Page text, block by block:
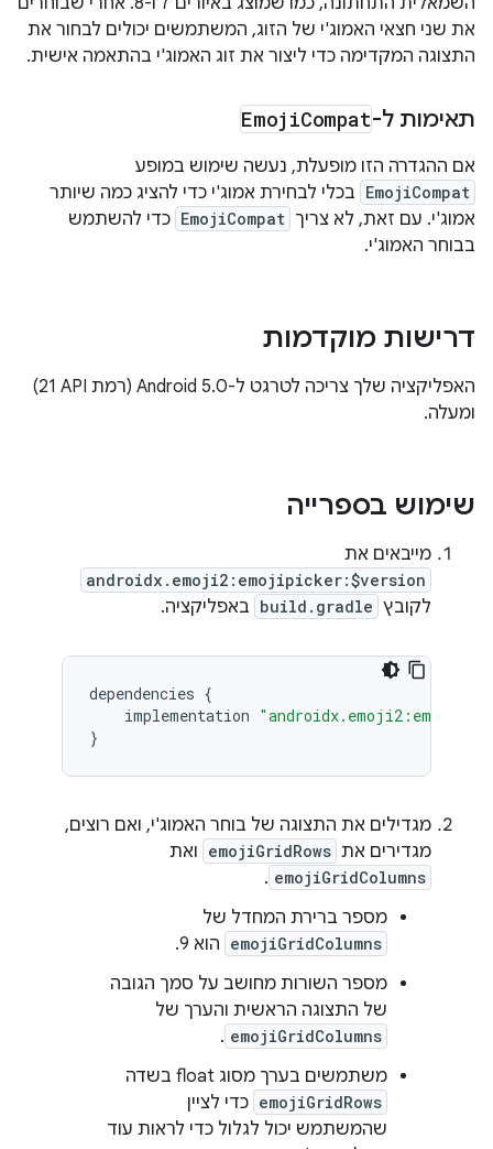
את שני חצאי האמוג'י של הזוג, המשתמשים יכולים לבחור את
התצוגה המקדימה כדי ליצור את זוג האמוג'י בהתאמה אישית.
תאימות ל- EmojiCompat
אם ההגדרה הזו מופעלת, נעשה שימוש במופע
EmojiCompat בכלי לבחירת אמוג'י כדי להציג כמה שיותר
אמוג'י. עם זאת, לא צריך EmojiCompat כדי להשתמש
בבוחר האמוג'י.
דרישות מוקדמות
האפליקציה שלך צריכה לטרגט ל-Android 5.0 (רמת API‏ 21)
ומעלה.
שימוש בספרייה
מייבאים את
androidx.emoji2:emojipicker:$version
לקובץ build.gradle באפליקציה.
dependencies {
implementation
}
מגדילים את התצוגה של בוחר האמוג'י, ואם רוצים,
מגדירים את emojiGridRows ואת
emojiGridColumns
.
מספר ברירת המחדל של
emojiGridColumns הוא 9.
מספר השורות מחושב על סמך הגובה
של התצוגה הראשית והערך של
emojiGridColumns
.
משתמשים בערך מסוג float בשדה
emojiGridRows כדי לציין
שהמשתמש יכול לגלול כדי לראות עוד